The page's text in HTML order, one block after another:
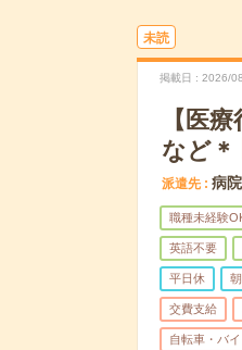
未読
掲載日 2026/
【医
など＊
派遣先 病
職種未経験
英語不要
平日休
交費支給
自転車・バ